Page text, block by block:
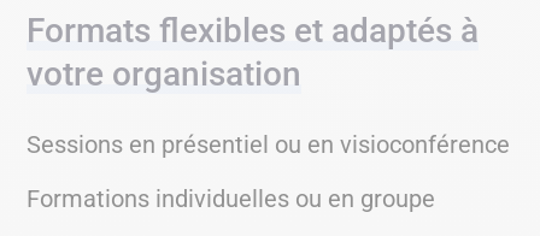
Formats flexibles et adaptés à
votre organisation
Sessions en présentiel ou en visioconférence
Formations individuelles ou en groupe